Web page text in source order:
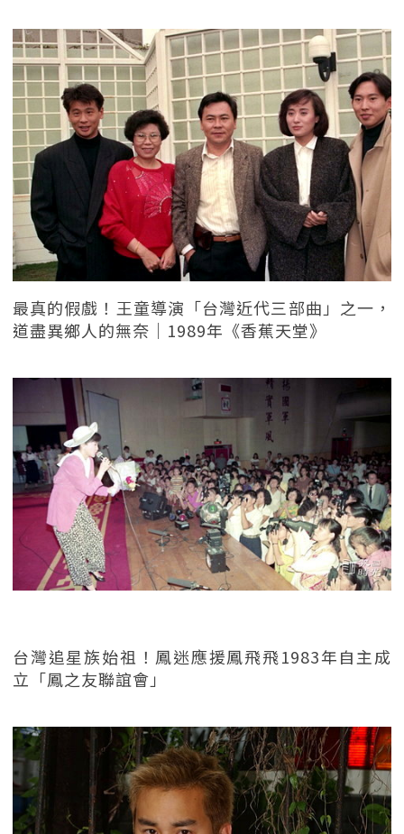
最真的假戲！王童導演「台灣近代三部曲」之一，
道盡異鄉人的無奈｜1989年《香蕉天堂》
台灣追星族始祖！鳳迷應援鳳飛飛1983年自主成
立「鳳之友聯誼會」